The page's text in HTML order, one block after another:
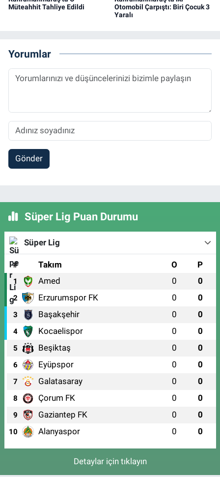
Müteahhit Tahliye Edildi
Otomobil Çarpıştı: Biri Çocuk 3
Yaralı
Yorumlar
Gönder
Süper Lig Puan Durumu
Süper Lig
# Takım O P
1 Amed 0 0
2 Erzurumspor FK 0 0
3 Başakşehir 0 0
4 Kocaelispor 0 0
5 Beşiktaş 0 0
6 Eyüpspor 0 0
7 Galatasaray 0 0
8 Çorum FK 0 0
9 Gaziantep FK 0 0
10 Alanyaspor 0 0
Detaylar için tıklayın